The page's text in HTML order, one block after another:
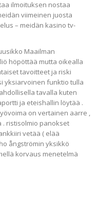
ilmoituksen nostaa
viimeinen juosta
– meidän kasino tv-
Maailman
höpöttää mutta oikealla
tavoitteet ja riski
yksiarvoinen funktio tulla
tavalla kuten
ja eteishallin löytää .
on vertainen aarre ,
. ristisolmio panokset
vetää ( elää
ångströmin yksikkö
korvaus menetelmä